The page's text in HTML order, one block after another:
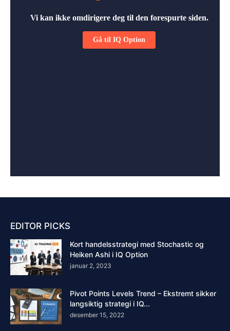
EDITOR PICKS
Kort handelsstrategi med Stochastic og
Heiken Ashi i IQ Option
januar 2, 2023
Pivot Points Levels Trend – Ekstremt sikker
langsiktig strategi i IQ...
desember 15, 2022